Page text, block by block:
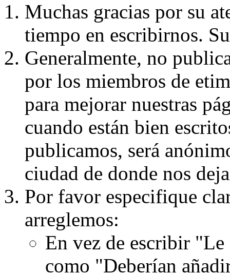
Muchas gracias por su
tiempo en escribirnos.
Generalmente, no
por los miembros de
para mejorar nuestras
cuando están bien
publicamos, será
ciudad de donde nos
Por favor especifique
arreglemos:
En vez de escribir
como "Deberían